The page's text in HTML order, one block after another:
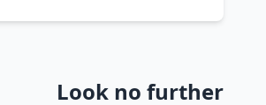
Look no further